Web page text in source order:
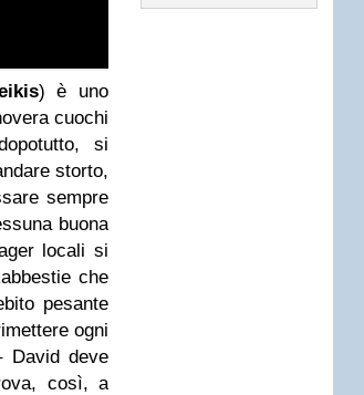
) è uno
cuochi
si
storto,
sempre
buona
locali si
che
pesante
ogni
David deve
così, a